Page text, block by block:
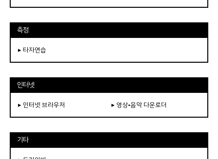
측정
▸ 타자연습
인터넷
▸ 인터넷 브라우저 ▸ 영상•음악 다운로더
기타